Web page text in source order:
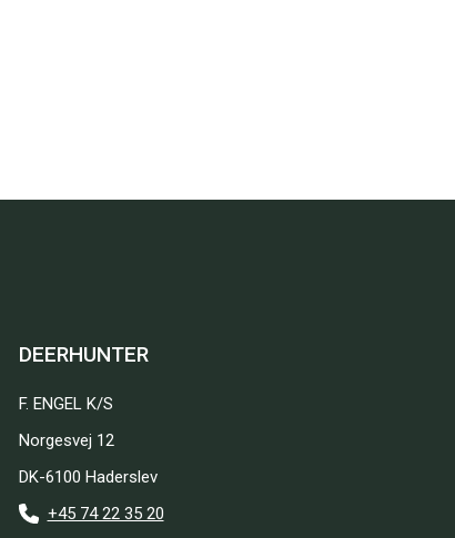
DEERHUNTER
F. ENGEL K/S
Norgesvej 12
DK-6100 Haderslev
+45 74 22 35 20